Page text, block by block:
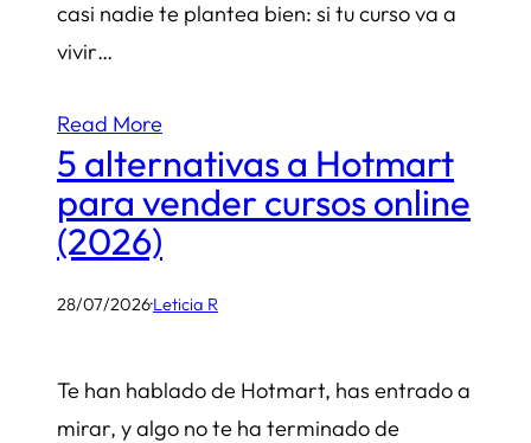
casi nadie te plantea bien: si tu curso va a
vivir…
Read More
5 alternativas a Hotmart
para vender cursos online
(2026)
28/07/2026·Leticia R
Te han hablado de Hotmart, has entrado a
mirar, y algo no te ha terminado de